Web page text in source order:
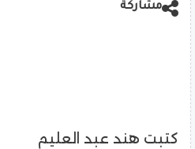
مشاركة
كتبت هند عبد العليم